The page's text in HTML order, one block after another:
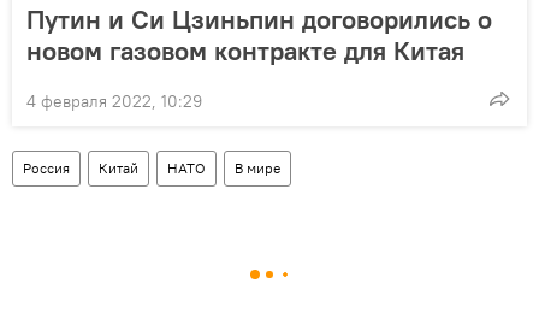
Путин и Си Цзиньпин договорились о
новом газовом контракте для Китая
4 февраля 2022, 10:29
Россия Китай НАТО В мире